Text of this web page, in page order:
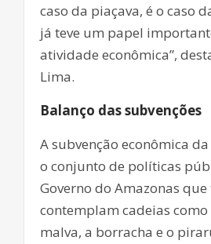
caso da piaçava, é o caso
já teve um papel
atividade econômica”,
Lima.
Balanço das subvenções
A subvenção econômica
o conjunto de políticas
Governo do Amazonas
contemplam cadeias como
malva, a borracha e o